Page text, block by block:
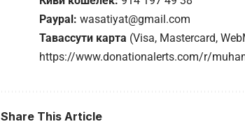
Paypal: wasatiyat@gmail.com
Тавассути карта (Visa, Mastercard,
https://www.donationalerts.com/r/
Share This Article